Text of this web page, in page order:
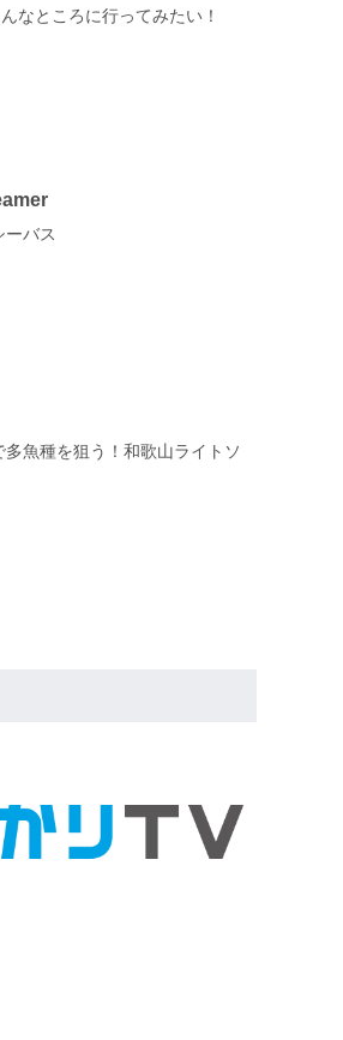
なところに行ってみたい！
ーバス
魚種を狙う！和歌山ライトソ